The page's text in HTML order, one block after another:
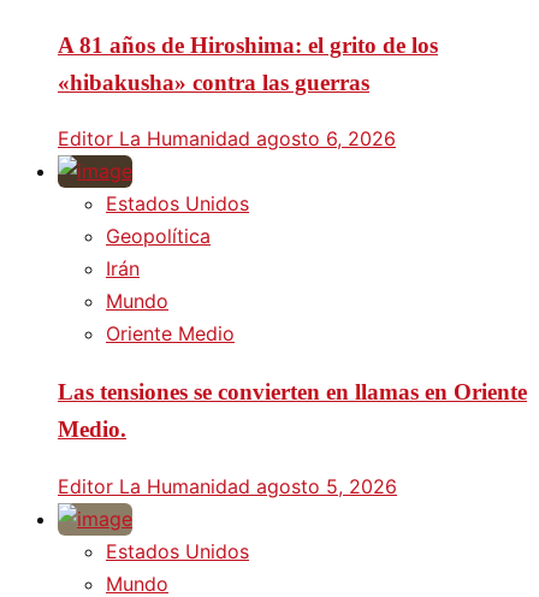
A 81 años de Hiroshima: el grito de los
«hibakusha» contra las guerras
Editor La Humanidad agosto 6, 2026
Estados Unidos
Geopolítica
Irán
Mundo
Oriente Medio
Las tensiones se convierten en llamas en Oriente
Medio.
Editor La Humanidad agosto 5, 2026
Estados Unidos
Mundo